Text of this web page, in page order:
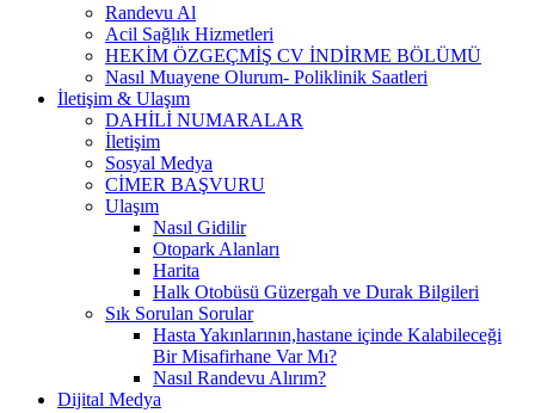
Randevu Al
Acil Sağlık Hizmetleri
HEKİM ÖZGEÇMİŞ CV İNDİRME BÖLÜMÜ
Nasıl Muayene Olurum- Poliklinik Saatleri
İletişim & Ulaşım
DAHİLİ NUMARALAR
İletişim
Sosyal Medya
CİMER BAŞVURU
Ulaşım
Nasıl Gidilir
Otopark Alanları
Harita
Halk Otobüsü Güzergah ve Durak Bilgileri
Sık Sorulan Sorular
Hasta Yakınlarının,hastane içinde Kalabileceği
Bir Misafirhane Var Mı?
Nasıl Randevu Alırım?
Dijital Medya